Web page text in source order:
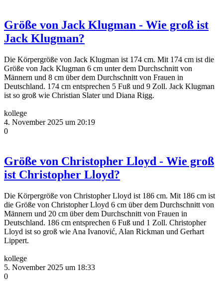
Größe von Jack Klugman - Wie groß ist
Jack Klugman?
Die Körpergröße von Jack Klugman ist 174 cm. Mit 174 cm ist die
Größe von Jack Klugman 6 cm unter dem Durchschnitt von
Männern und 8 cm über dem Durchschnitt von Frauen in
Deutschland. 174 cm entsprechen 5 Fuß und 9 Zoll. Jack Klugman
ist so groß wie Christian Slater und Diana Rigg.
kollege
4. November 2025 um 20:19
0
Größe von Christopher Lloyd - Wie groß
ist Christopher Lloyd?
Die Körpergröße von Christopher Lloyd ist 186 cm. Mit 186 cm ist
die Größe von Christopher Lloyd 6 cm über dem Durchschnitt von
Männern und 20 cm über dem Durchschnitt von Frauen in
Deutschland. 186 cm entsprechen 6 Fuß und 1 Zoll. Christopher
Lloyd ist so groß wie Ana Ivanović, Alan Rickman und Gerhart
Lippert.
kollege
5. November 2025 um 18:33
0